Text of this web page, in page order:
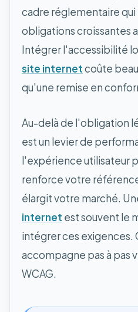
cadre réglementaire
obligations croissantes
Intégrer l'accessibilité
site internetcoûte
qu'une remise en
Au-delà de l'obligation
est un levier de
l'expérience utilisateur
renforce votre
élargit votre marché.
internet est souvent le
intégrer ces exigences.
accompagne pas à pas
WCAG.